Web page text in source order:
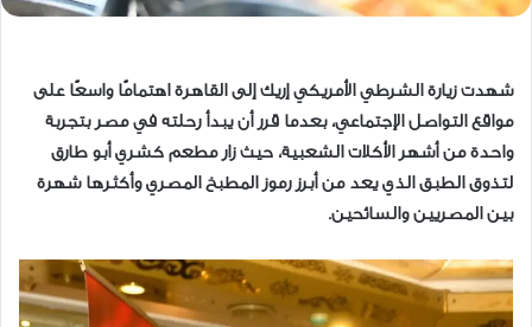
شهدت زيارة الشرطي الأمريكي إريك إلى القاهرة اهتمامًا واسعًا على
مواقع التواصل الإجتماعي، بعدما قرر أن يبدأ رحلته في مصر بتجربة
واحدة من أشهر الأكلات الشعبية، حيث زار مطعم كشري أبو طارق
لتذوق الطبق الذي يعد من أبرز رموز المطبخ المصري وأكثرها شهرة
بين المصريين والسائحين.